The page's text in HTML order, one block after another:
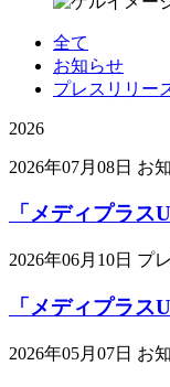
全て
お知らせ
プレスリリー
2026
2026年07月08日 お
「メディプラ
2026年06月10日 プ
「メディプラ
2026年05月07日 お